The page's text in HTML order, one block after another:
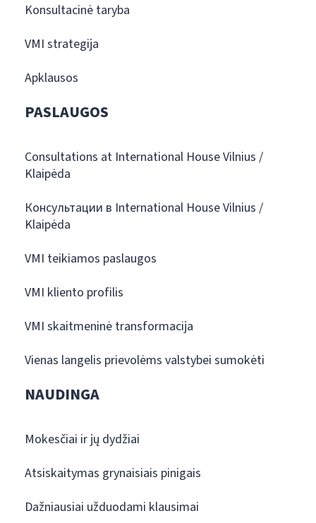
Konsultacinė taryba
VMI strategija
Apklausos
PASLAUGOS
Consultations at International House Vilnius /
Klaipėda
Консультации в International House Vilnius /
Klaipėda
VMI teikiamos paslaugos
VMI kliento profilis
VMI skaitmeninė transformacija
Vienas langelis prievolėms valstybei sumokėti
NAUDINGA
Mokesčiai ir jų dydžiai
Atsiskaitymas grynaisiais pinigais
Dažniausiai užduodami klausimai